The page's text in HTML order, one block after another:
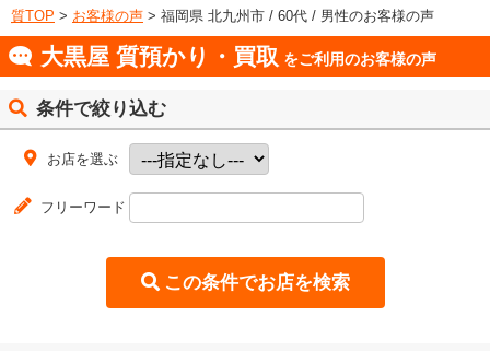
質TOP > お客様の声 > 福岡県 北九州市 / 60代 / 男性のお客様の声
大黒屋 質預かり・買取 をご利用のお客様の声
条件で絞り込む
お店を選ぶ
フリーワード